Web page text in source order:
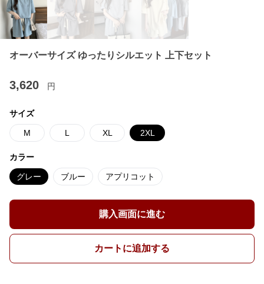
オーバーサイズ ゆったりシルエット 上下セット
3,620 円
サイズ
M L XL 2XL
カラー
グレー ブルー アプリコット
購入画面に進む
カートに追加する